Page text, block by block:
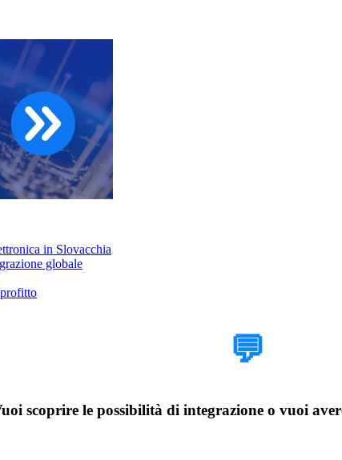
in Slovacchia
globale
💬
scoprire le possibilità di integrazione o vuoi